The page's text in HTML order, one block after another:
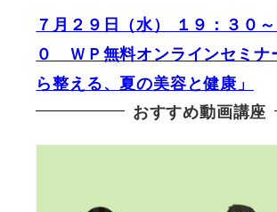
７月２９日（水） １９：３０
０ ＷＰ無料オンラインセミナ
ら整える、夏の美容と健康」
おすすめ動画講座